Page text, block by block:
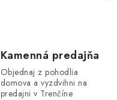
Kamenná predajňa
Objednaj z pohodlia
domova a vyzdvihni na
predajni v Trenčíne